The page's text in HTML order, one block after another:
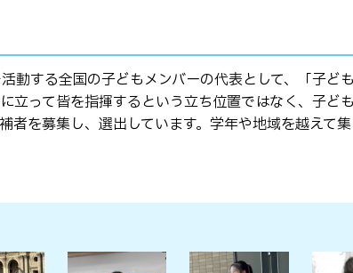
動する全国の子どもメンバーの代表として、「子
立って皆を指揮するという立ち位置ではなく、子
者を募集し、選出しています。学年や地域を越えて